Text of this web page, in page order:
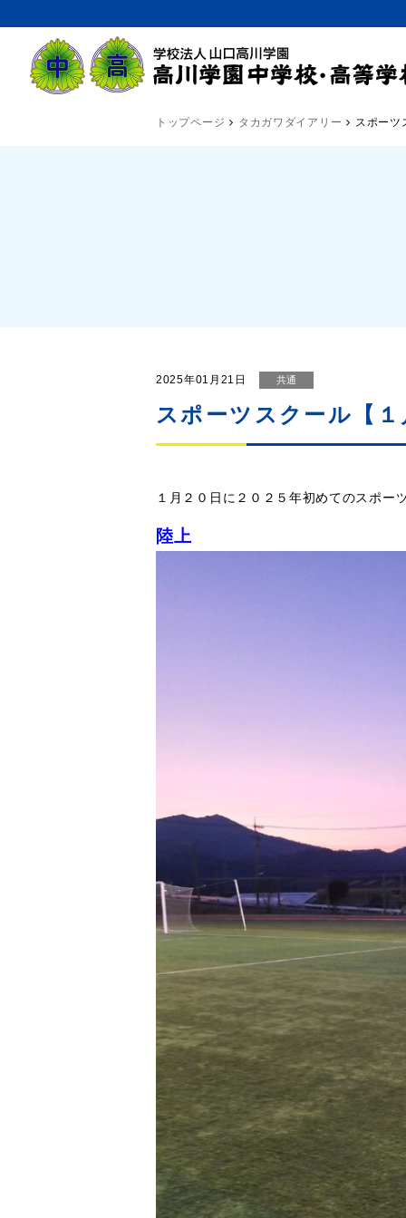
トップページ タカガワダイアリー スポーツ
2025年01月21日 共通
スポーツスクール【１
１月２０日に２０２５年初めてのスポー
陸上